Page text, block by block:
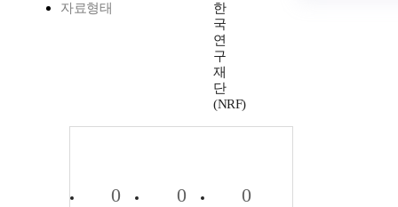
자료형태
한
국
연
구
재
단
(NRF)
0 0 0